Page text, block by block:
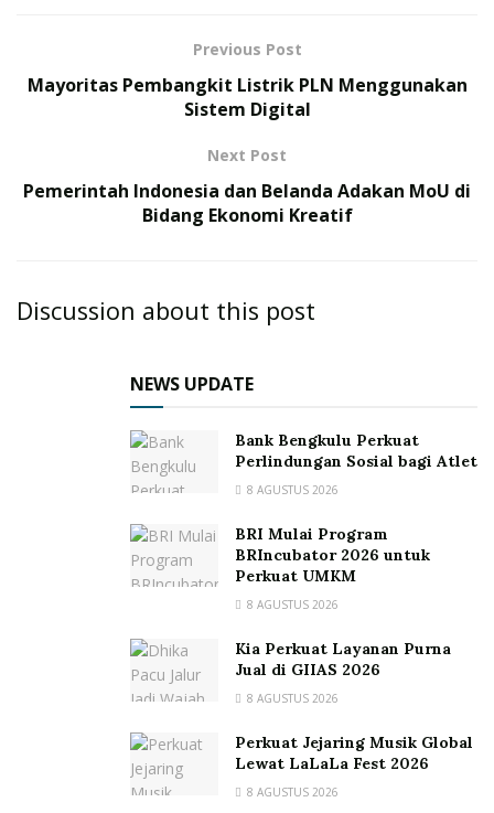
Previous Post
Mayoritas Pembangkit Listrik PLN Menggunakan
Sistem Digital
Next Post
Pemerintah Indonesia dan Belanda Adakan MoU di
Bidang Ekonomi Kreatif
Discussion about this post
NEWS UPDATE
Bank Bengkulu Perkuat
Perlindungan Sosial bagi Atlet
8 AGUSTUS 2026
BRI Mulai Program
BRIncubator 2026 untuk
Perkuat UMKM
8 AGUSTUS 2026
Kia Perkuat Layanan Purna
Jual di GIIAS 2026
8 AGUSTUS 2026
Perkuat Jejaring Musik Global
Lewat LaLaLa Fest 2026
8 AGUSTUS 2026